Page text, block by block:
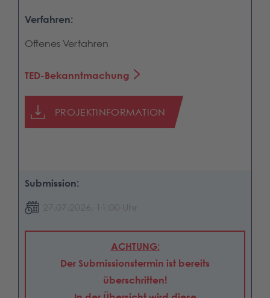
Verfahren:
Offenes Verfahren
TED-Bekanntmachung
PROJEKTINFORMATION
Submission:
27.07.2026, 11:00 Uhr
ACHTUNG:
Der Submissionstermin ist bereits
überschritten!